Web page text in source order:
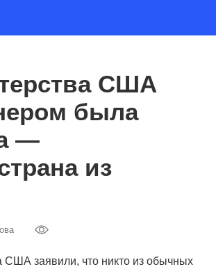
США
была
—
из
США заявили, что никто из обычных